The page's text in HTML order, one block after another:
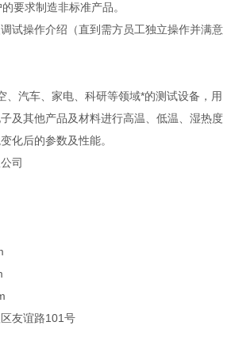
要求制造非标准产品。
试操作介绍（直到需方员工独立操作并满意
、汽车、家电、科研等领域*的测试设备，用
及其他产品及材料进行高温、低温、湿热度
化后的参数及性能。
司
友谊路101号